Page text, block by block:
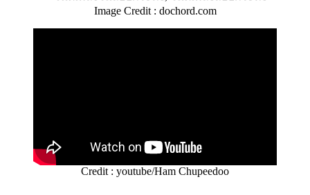
Image Credit : dochord.com
Credit : youtube/Ham Chupeedoo